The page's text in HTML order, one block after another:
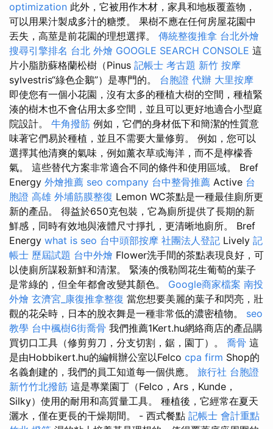
optimization 此外，它被用作木材，家具和地板覆蓋物，
可以用果汁製成多汁的糖漿。 果樹不應在任何房屋花園中
丟失，高莖是前花園的理想選擇。 傳統整復推拿 台北外燴
搜尋引擎排名 台北 外燴 GOOGLE SEARCH CONSOLE 這
片小脂肪蘇格蘭松樹（Pinus 記帳士 考古題 新竹 按摩
sylvestris“綠色企鵝”）是專門的。 台胞證 代辦 大里按摩
即使您有一個小花園，沒有太多的種植大樹的空間，種植緊
湊的樹木也不會佔用太多空間，並且可以更好地適合小型庭
院設計。 牛角撥筋 例如，它們的身材低下和簡潔的性質意
味著它們易於種植，並且不需要大量修剪。 例如，您可以
選擇其他清爽的氣味，例如薰衣草或海洋，而不是檸檬香
氣。 這些替代方案非常適合不同的條件和使用區域。 Bref
Energy 外燴推薦 seo company 台中整骨推薦 Active 台
胞證 高雄 外埔筋膜整復 Lemon WC茶點是一種最佳廁所更
新的產品。 得益於650克包裝，它為廁所提供了長期的新
鮮感，同時有效地與液體尺寸掙扎，更清晰地廁所。 Bref
Energy what is seo 台中頭部按摩 社團法人登記 Lively 記
帳士 歷屆試題 台中外燴 Flower洗手間的茶點表現良好，可
以使廁所謀殺新鮮和清潔。 緊湊的俄勒岡花生葡萄的葉子
是常綠的，但全年都會改變其顏色。 Google商家檔案 南投
外燴 玄濟宮_康復推拿整復 當您想要美麗的葉子和閃亮，壯
觀的花朵時，日本的脫衣舞是一種非常低的濃密植物。 seo
教學 台中楓樹6街喬骨 我們推薦1Kert.hu網絡商店的產品購
買切口工具（修剪剪刀，分支切割，鋸，園丁）。 喬骨 這
是由Hobbikert.hu的編輯辦公室以Felco cpa firm Shop的
名義創建的，我們的員工知道每一個供應。 旅行社 台胞證
新竹竹北撥筋 這是專業園丁（Felco，Ars，Kunde，
Silky）使用的耐用和高質量工具。 種植後，它經常在夏天
灑水，僅在更長的干燥期間。 - 西式餐點 記帳士 會計重點